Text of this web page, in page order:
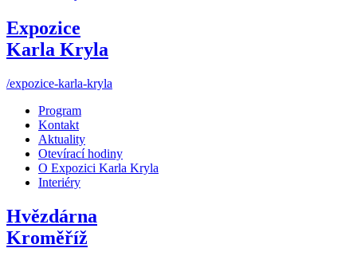
Expozice
Karla Kryla
/expozice-karla-kryla
Program
Kontakt
Aktuality
Otevírací hodiny
O Expozici Karla Kryla
Interiéry
Hvězdárna
Kroměříž